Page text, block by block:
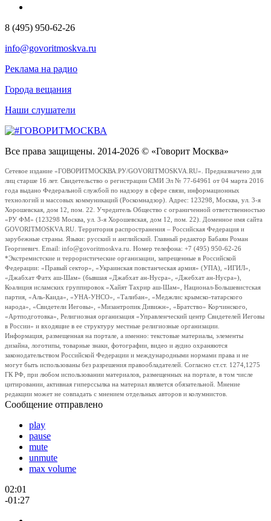
8 (495) 950-62-26
info@govoritmoskva.ru
Реклама на радио
Города вещания
Наши слушатели
Все права защищены. 2014-2026 © «Говорит Москва»
Сетевое издание «ГОВОРИТМОСКВА.РУ/GOVORITMOSKVA.RU». Предназначено для
лиц старше 16 лет. Свидетельство о регистрации СМИ Эл № 77-64961 от 04 марта 2016
года выдано Федеральной службой по надзору в сфере связи, информационных
технологий и массовых коммуникаций (Роскомнадзор). Адрес: 123298, Москва, ул. 3-я
Хорошевская, дом 12, пом. 22. Учредитель Общество с ограниченной ответственностью
«РУ ФМ» (123298 Москва, ул. 3-я Хорошевская, дом 12, пом. 22). Доменное имя сайта
GOVORITMOSKVA.RU. Территория распространения – Российская Федерация и
зарубежные страны. Языки: русский и английский. Главный редактор Бабаян Роман
Георгиевич. Email: info@govoritmoskva.ru. Номер телефона: +7 (495) 950-62-26
*Экстремистские и террористические организации, запрещенные в Российской
Федерации: «Правый сектор», «Украинская повстанческая армия» (УПА), «ИГИЛ»,
«Джабхат Фатх аш-Шам» (бывшая «Джабхат ан-Нусра», «Джебхат ан-Нусра»),
Коалиция исламских группировок «Хайят Тахрир аш-Шам», Национал-Большевистская
партия, «Аль-Каида», «УНА-УНСО», «Талибан», «Меджлис крымско-татарского
народа», «Свидетели Иеговы», «Мизантропик Дивижн», «Братство» Корчинского,
«Артподготовка», Религиозная организация «Управленческий центр Свидетелей Иеговы
в России» и входящие в ее структуру местные религиозные организации.
Информация, размещенная на портале, а именно: текстовые материалы, элементы
дизайна, логотипы, товарные знаки, фотографии, видео и аудио охраняются
законодательством Российской Федерации и международными нормами права и не
могут быть использованы без разрешения правообладателей. Согласно ст.ст. 1274,1275
ГК РФ, при любом использовании материалов, размещенных на портале, в том числе
цитировании, активная гиперссылка на материал является обязательной. Мнение
редакции может не совпадать с мнением отдельных авторов и колумнистов.
Сообщение отправлено
play
pause
mute
unmute
max volume
02:01
-01:27